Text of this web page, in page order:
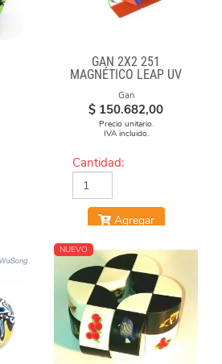
GAN 2X2 251
MAGNÉTICO LEAP UV
Gan
$ 150.682,00
Precio unitario.
IVA incluido.
Cantidad:
Agregar
NUEVO